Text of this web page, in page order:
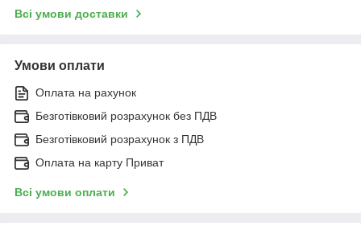
Всі умови доставки
Умови оплати
Оплата на рахунок
Безготівковий розрахунок без ПДВ
Безготівковий розрахунок з ПДВ
Оплата на карту Приват
Всі умови оплати